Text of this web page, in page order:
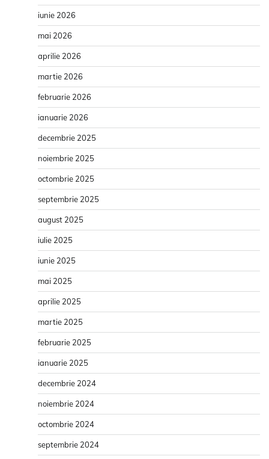
iunie 2026
mai 2026
aprilie 2026
martie 2026
februarie 2026
ianuarie 2026
decembrie 2025
noiembrie 2025
octombrie 2025
septembrie 2025
august 2025
iulie 2025
iunie 2025
mai 2025
aprilie 2025
martie 2025
februarie 2025
ianuarie 2025
decembrie 2024
noiembrie 2024
octombrie 2024
septembrie 2024